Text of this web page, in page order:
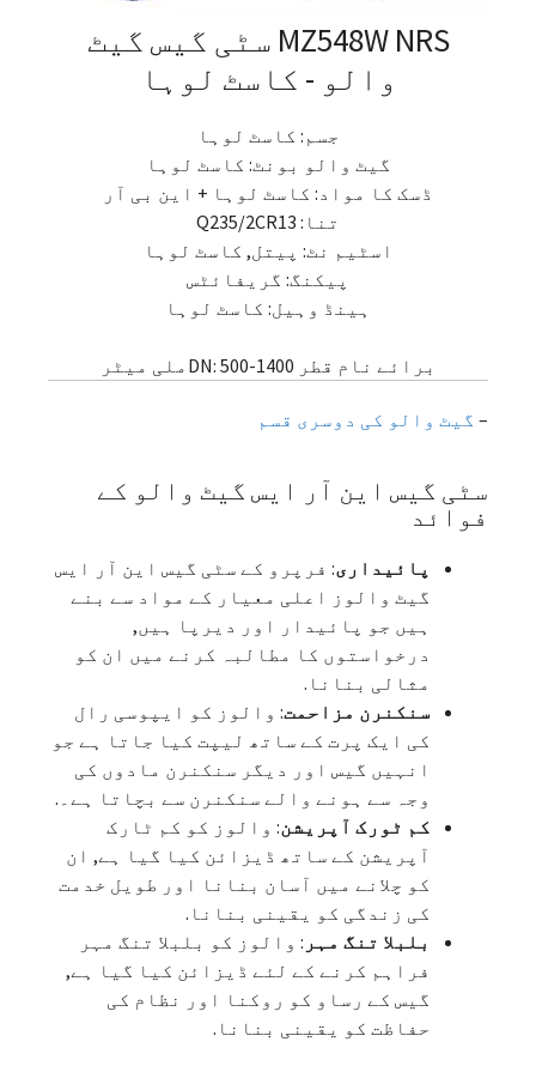
MZ548W NRS سٹی گیس گیٹ
والو - کاسٹ لوہا
جسم: کاسٹ لوہا
گیٹ والو بونٹ: کاسٹ لوہا
ڈسک کا مواد: کاسٹ لوہا + این بی آر
تنا: Q235/2CR13
اسٹیم نٹ: پیتل, کاسٹ لوہا
پیکنگ: گریفائٹس
ہینڈ وہیل: کاسٹ لوہا
برائے نام قطر DN: 500-1400ملی میٹر
– گیٹ والو کی دوسری قسم
سٹی گیس این آر ایس گیٹ والو کے
فوائد
پائیداری: فرپرو کے سٹی گیس این آر ایس
گیٹ والوز اعلی معیار کے مواد سے بنے
ہیں جو پائیدار اور دیرپا ہیں,
درخواستوں کا مطالبہ کرنے میں ان کو
مثالی بنانا.
سنکنرن مزاحمت: والوز کو ایپوسی رال
کی ایک پرت کے ساتھ لیپت کیا جاتا ہے جو
انہیں گیس اور دیگر سنکنرن مادوں کی
وجہ سے ہونے والے سنکنرن سے بچاتا ہے۔.
کم ٹورک آپریشن: والوز کو کم ٹارک
آپریشن کے ساتھ ڈیزائن کیا گیا ہے, ان
کو چلانے میں آسان بنانا اور طویل خدمت
کی زندگی کو یقینی بنانا.
بلبلا تنگ مہر : والوز کو بلبلا تنگ مہر
فراہم کرنے کے لئے ڈیزائن کیا گیا ہے,
گیس کے رساو کو روکنا اور نظام کی
حفاظت کو یقینی بنانا.